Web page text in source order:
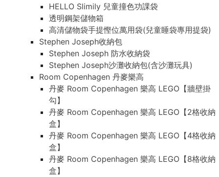
HELLO Slimily 兒童撞色功課袋
透明鋼架儲物箱
高清儲物袋手提慳位萬用袋(兒童睡袋專用提袋)
Stephen Joseph收納包
Stephen Joseph 防水收納袋
Stephen Joseph沙灘收納包(含沙灘玩具)
Room Copenhagen 丹麥樂高
丹麥 Room Copenhagen 樂高 LEGO【牆壁掛
勾】
丹麥 Room Copenhagen 樂高 LEGO【2格收納
盒】
丹麥 Room Copenhagen 樂高 LEGO【4格收納
盒】
丹麥 Room Copenhagen 樂高 LEGO【8格收納
盒】